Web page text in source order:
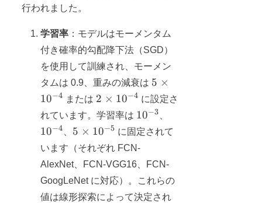
行われました。
学習率 ：モデルはモーメンタム
付き確率的勾配降下法（SGD）
を使用して訓練され、モーメン
タムは 0.9、重みの減衰は 5
\times
10^{-4}
5 ×
10−4 または 2
\times
10^{-4}
2 × 10−4 に設定さ
れています。学習率は 10^{-3}
10−3
10−4
5
\times
10^{-5}
5 × 10−5 に固定されて
います（それぞれ FCN-
AlexNet、FCN-VGG16、FCN-
GoogLeNet に対応）。これらの
値は線形探索によって決定され